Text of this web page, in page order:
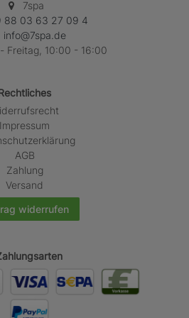
7spa
88 03 63 27 09 4
info@7spa.de
Freitag, 10:00 - 16:00
Impressum
AGB
Zahlung
Versand
widerrufen